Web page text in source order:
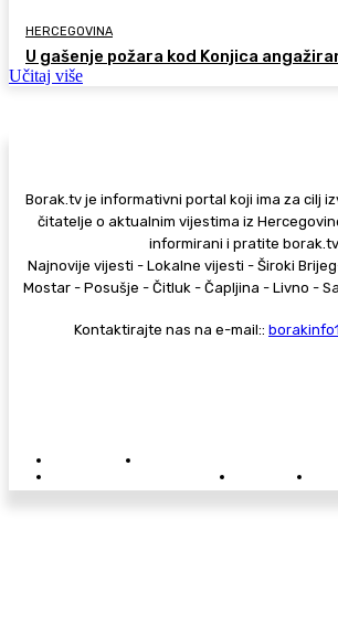
HERCEGOVINA
U gašenje požara kod Konjica
Učitaj više
Borak.tv je informativni portal koji ima za cilj
čitatelje o aktualnim vijestima iz
informirani i pratite
Najnovije vijesti - Lokalne vijesti - Široki
Mostar - Posušje - Čitluk - Čapljina - Livno -
Kontaktirajte nas na e-mail::